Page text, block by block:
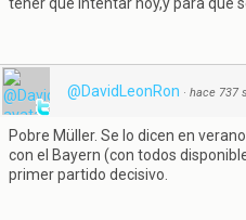
@DavidLeonRon · hace 737
Pobre Müller. Se lo dicen en
con el Bayern (con todos
primer partido decisivo.